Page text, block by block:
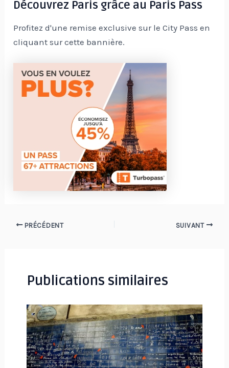
Découvrez Paris grâce au Paris Pass
Profitez d'une remise exclusive sur le City Pass en
cliquant sur cette bannière.
Navigation
PRÉCÉDENT SUIVANT
Publications similaires